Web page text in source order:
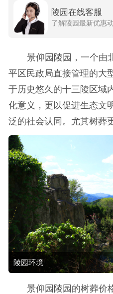
陵园在线客服
了解陵园最新优惠
景仰园陵园，一个由
平区民政局直接管理的大
于历史悠久的十三陵区域
化意义，更以促进生态文
泛的社会认同。尤其树葬
陵园环境
景仰园陵园的树葬价